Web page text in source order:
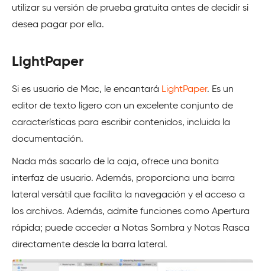
utilizar su versión de prueba gratuita antes de decidir si
desea pagar por ella.
LightPaper
Si es usuario de Mac, le encantará LightPaper. Es un
editor de texto ligero con un excelente conjunto de
características para escribir contenidos, incluida la
documentación.
Nada más sacarlo de la caja, ofrece una bonita
interfaz de usuario. Además, proporciona una barra
lateral versátil que facilita la navegación y el acceso a
los archivos. Además, admite funciones como Apertura
rápida; puede acceder a Notas Sombra y Notas Rasca
directamente desde la barra lateral.